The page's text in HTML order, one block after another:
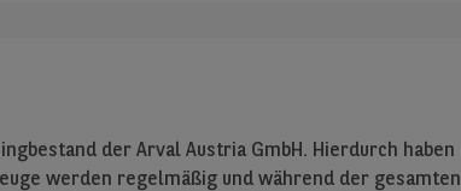
der Arval Austria GmbH. Hierdurch haben
werden regelmäßig und während der gesamten